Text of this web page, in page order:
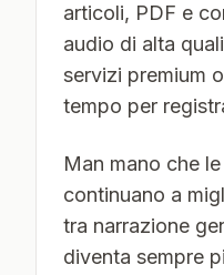
articoli, PDF e
audio di alta
servizi premium
tempo per
Man mano che le
continuano a
tra narrazione
diventa sempre